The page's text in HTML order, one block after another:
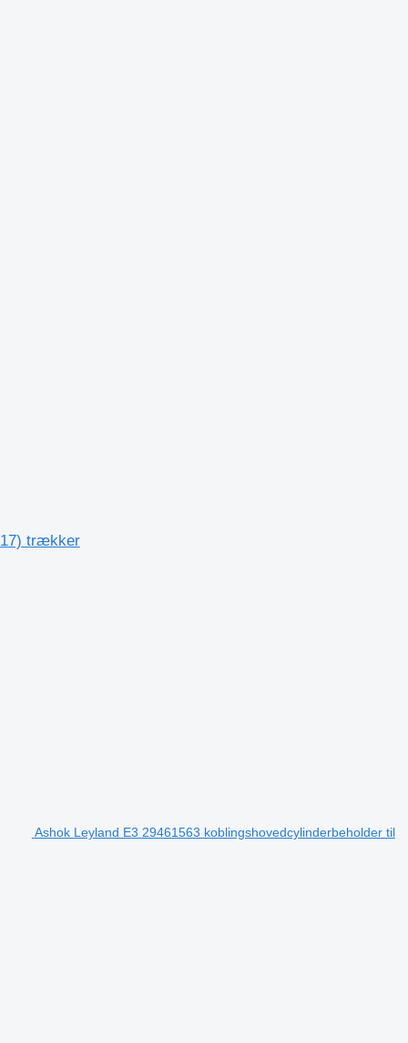
trækker
Ashok Leyland E3 29461563 koblingshovedcylinderbeholder til